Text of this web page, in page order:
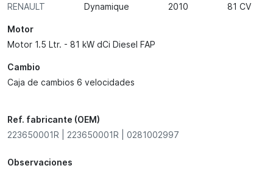
RENAULT
Dynamique
2010
81 CV
Motor
Motor 1.5 Ltr. - 81 kW dCi Diesel FAP
Cambio
Caja de cambios 6 velocidades
Ref. fabricante (OEM)
223650001R | 223650001R | 0281002997
Observaciones